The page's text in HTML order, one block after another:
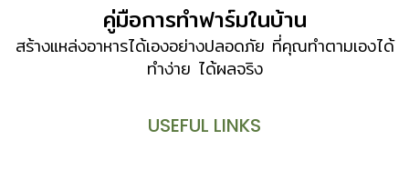
แคคตัสส่วนใหญ่มีถิ่นกำเนิดแถบทะเลทรายในทวีปอเมริกาใต้ มี
บางชนิดเติบโตได้ดีในป่าร้อนชื้น […]
คู่มือการทำฟาร์มในบ้าน
สร้างแหล่งอาหารได้เองอย่างปลอดภัย ที่คุณทำตามเองได้
ทำง่าย ได้ผลจริง
USEFUL LINKS